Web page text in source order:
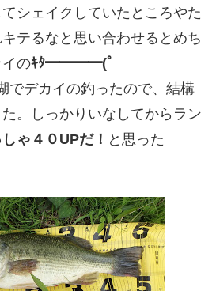
シェイクしていたところやた
テるなと思い合わせるとめち
のｷﾀ━━━━(ﾟ
でデカイの釣ったので、結構
。しっかりいなしてからラン
ゃ４０UPだ！ と思った